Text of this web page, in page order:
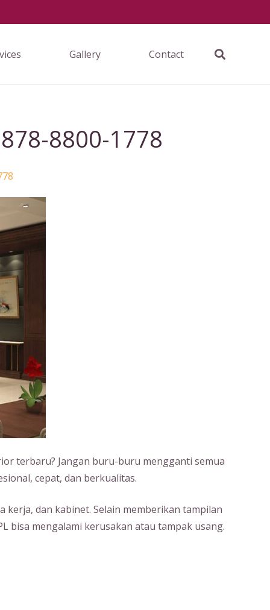
Gallery Contact
8800-1778
terbaru? Jangan buru-buru mengganti semua
cepat, dan berkualitas.
dan kabinet. Selain memberikan tampilan
bisa mengalami kerusakan atau tampak usang.